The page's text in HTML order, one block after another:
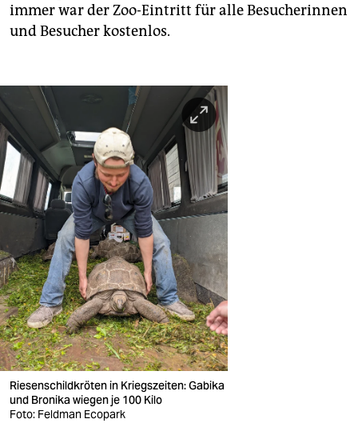
immer war der Zoo-Eintritt für alle Besucherinnen
und Besucher kostenlos.
Riesenschildkröten in Kriegszeiten: Gabika
und Bronika wiegen je 100 Kilo
Foto: Feldman Ecopark